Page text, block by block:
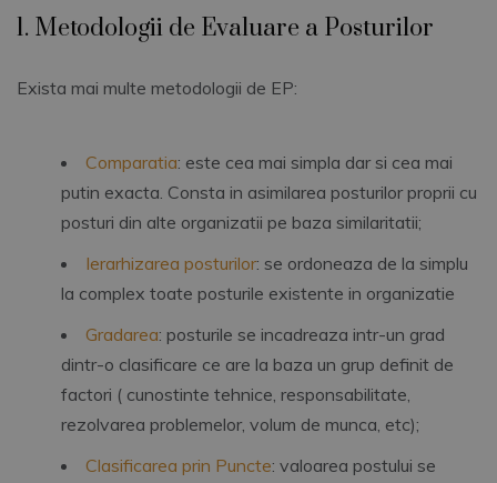
1. Metodologii de Evaluare a Posturilor
Exista mai multe metodologii de EP:
Comparatia: este cea mai simpla dar si cea mai
putin exacta. Consta in asimilarea posturilor proprii cu
posturi din alte organizatii pe baza similaritatii;
Ierarhizarea posturilor: se ordoneaza de la simplu
la complex toate posturile existente in organizatie
Gradarea: posturile se incadreaza intr-un grad
dintr-o clasificare ce are la baza un grup definit de
factori ( cunostinte tehnice, responsabilitate,
rezolvarea problemelor, volum de munca, etc);
Clasificarea prin Puncte: valoarea postului se